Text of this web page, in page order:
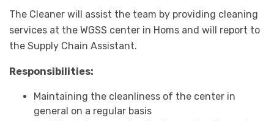
The Cleaner will assist the team by providing cleaning
services at the WGSS center in Homs and will report to
the Supply Chain Assistant.
Responsibilities:
Maintaining the cleanliness of the center in
general on a regular basis